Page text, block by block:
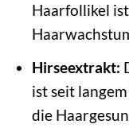
Haarfollikel
Hirseextrakt:
ist seit
die